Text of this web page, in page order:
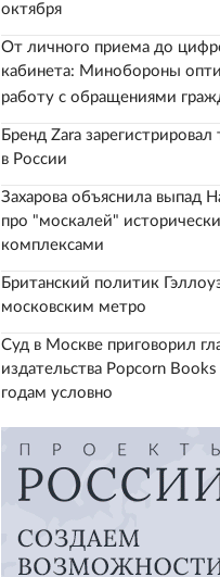
октября
От личного приема до
кабинета: Минобороны
работу с обращениями
Бренд Zara зарегистрировал
в России
Захарова объяснила выпад
про "москалей"
комплексами
Британский политик
московским метро
Суд в Москве приговорил
издательства Popcorn
годам условно